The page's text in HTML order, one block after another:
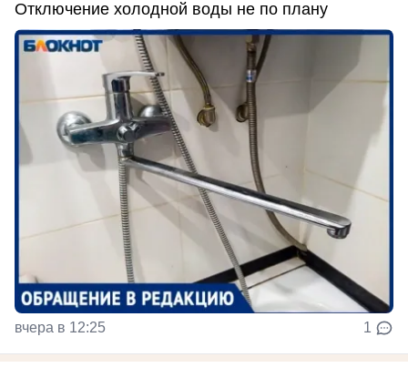
Отключение холодной воды не по плану
вчера в 12:25 1